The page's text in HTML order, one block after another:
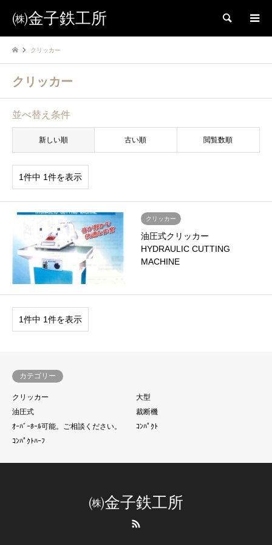
㈱金子鉄工所 検索
クリッカー
クリッカー
並べ替え条件
新しい順 古い順 閲覧数順
1件中 1件を表示
クリッカー
油圧式クリッカー
HYDRAULIC CUTTING
MACHINE
1件中 1件を表示
カテゴリー
クリッカー
大型
油圧式
裁断機
ｵｰﾊﾞｰﾎｰﾙ可能。ご相談ください。
ｺﾝﾊﾟｸﾄ
ｺﾝﾊﾟｸﾄﾊｰﾌ
㈱金子鉄工所